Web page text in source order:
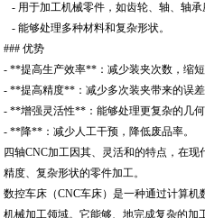
- 用于加工机械零件，如齿轮、轴、轴承
- 能够处理多种材料和复杂形状。
### 优势
- **提高生产效率**：减少装夹次数，缩短
- **提高精度**：减少多次装夹带来的误差
- **增强灵活性**：能够处理更复杂的几何
- **降**：减少人工干预，降低废品率。
四轴CNC加工因其、灵活和的特点，在
精度、复杂形状的零件加工。
数控车床（CNC车床）是一种通过计算
机械加工领域。它能够、地完成复杂的加